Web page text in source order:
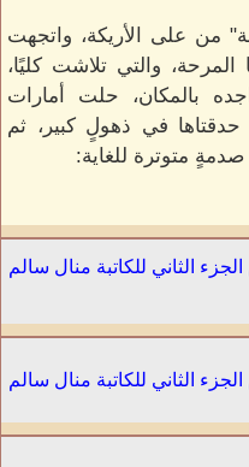
من على الأريكة، واتجهت
المرحة، والتي تلاشت كليًا،
بالمكان، حلت أمارات
في ذهولٍ كبير، ثم
متوترة للغاية:
الثاني للكاتبة منال سالم
الثاني للكاتبة منال سالم